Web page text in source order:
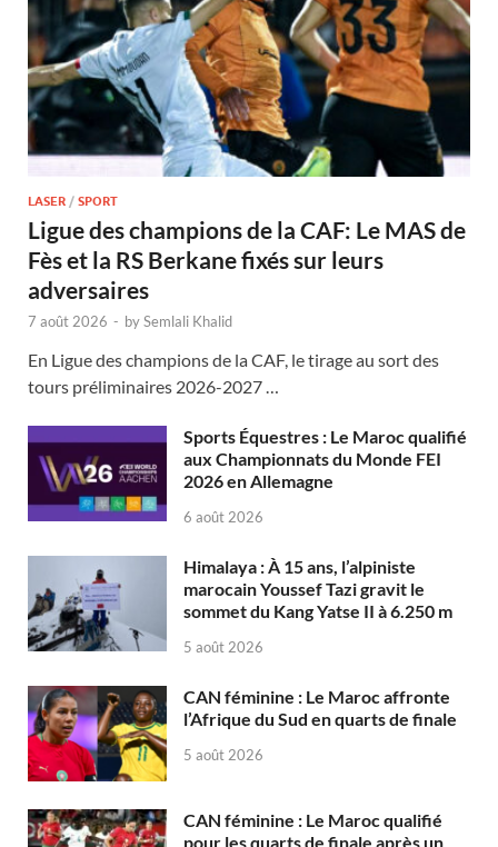
LASER / SPORT
Ligue des champions de la CAF: Le MAS de
Fès et la RS Berkane fixés sur leurs
adversaires
7 août 2026 - bySemlali Khalid
En Ligue des champions de la CAF, le tirage au sort des
tours préliminaires 2026-2027 …
Sports Équestres : Le Maroc qualifié
aux Championnats du Monde FEI
2026 en Allemagne
6 août 2026
Himalaya : À 15 ans, l’alpiniste
marocain Youssef Tazi gravit le
sommet du Kang Yatse II à 6.250 m
5 août 2026
CAN féminine : Le Maroc affronte
l’Afrique du Sud en quarts de finale
5 août 2026
CAN féminine : Le Maroc qualifié
pour les quarts de finale après un